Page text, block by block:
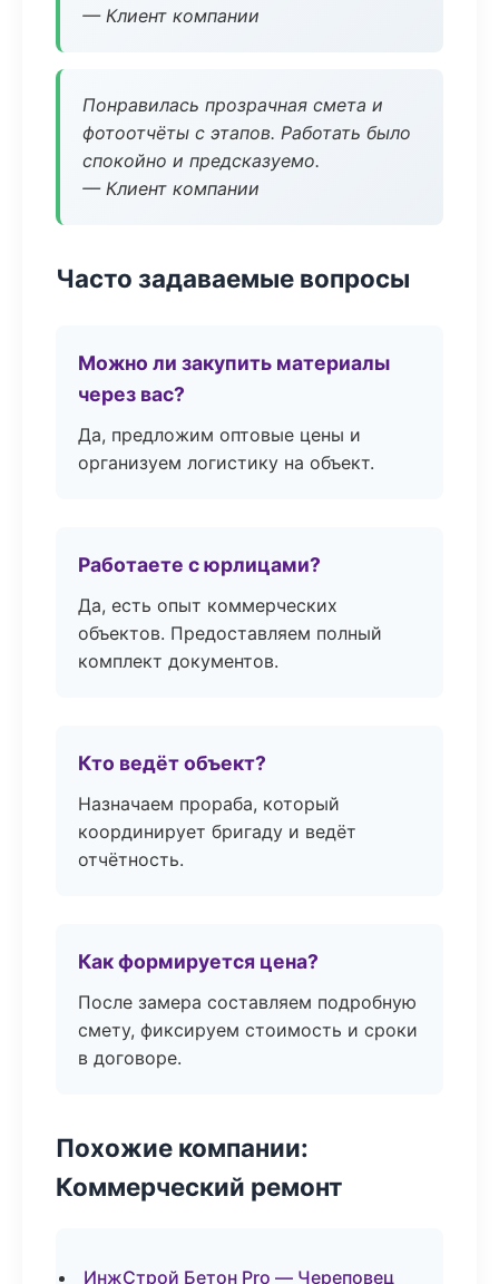
— Клиент компании
Понравилась прозрачная смета и
фотоотчёты с этапов. Работать было
спокойно и предсказуемо.
— Клиент компании
Часто задаваемые вопросы
Можно ли закупить материалы
через вас?
Да, предложим оптовые цены и
организуем логистику на объект.
Работаете с юрлицами?
Да, есть опыт коммерческих
объектов. Предоставляем полный
комплект документов.
Кто ведёт объект?
Назначаем прораба, который
координирует бригаду и ведёт
отчётность.
Как формируется цена?
После замера составляем подробную
смету, фиксируем стоимость и сроки
в договоре.
Похожие компании:
Коммерческий ремонт
ИнжСтрой Бетон Pro — Череповец